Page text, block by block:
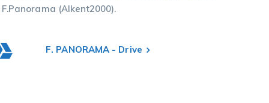
F.Panorama (Alkent2000).
F. PANORAMA - Drive